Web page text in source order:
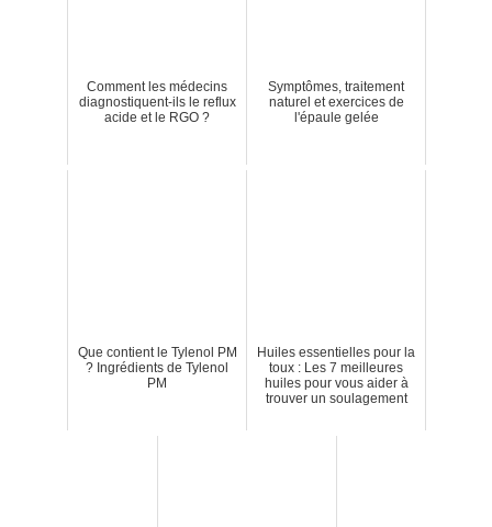
Comment les médecins
diagnostiquent-ils le reflux
acide et le RGO ?
Symptômes, traitement
naturel et exercices de
l'épaule gelée
Que contient le Tylenol PM
? Ingrédients de Tylenol
PM
Huiles essentielles pour la
toux : Les 7 meilleures
huiles pour vous aider à
trouver un soulagement